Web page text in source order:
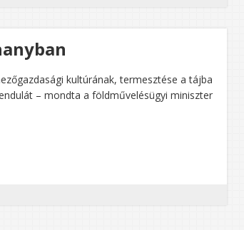
kultúrának, termesztése a tájba
– mondta a földművelésügyi miniszter